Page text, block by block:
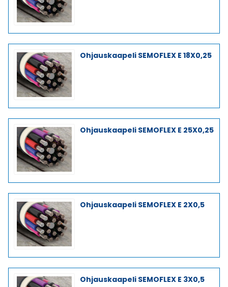
Ohjauskaapeli SEMOFLEX E 18X0,25
Ohjauskaapeli SEMOFLEX E 25X0,25
Ohjauskaapeli SEMOFLEX E 2X0,5
Ohjauskaapeli SEMOFLEX E 3X0,5